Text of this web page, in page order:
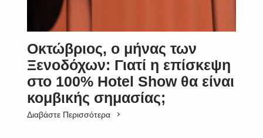
Οκτώβριος, ο μήνας των
Ξενοδόχων: Γιατί η επίσκεψη
στο 100% Hotel Show θα είναι
κομβικής σημασίας;
Διαβάστε Περισσότερα